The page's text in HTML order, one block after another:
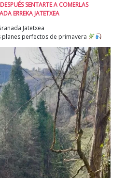
SENTARTE A COMERLAS
ERREKA JATETXEA
Jatetxea
perfectos de primavera